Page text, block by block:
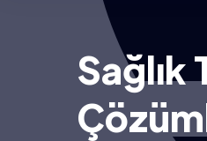
Sağlık